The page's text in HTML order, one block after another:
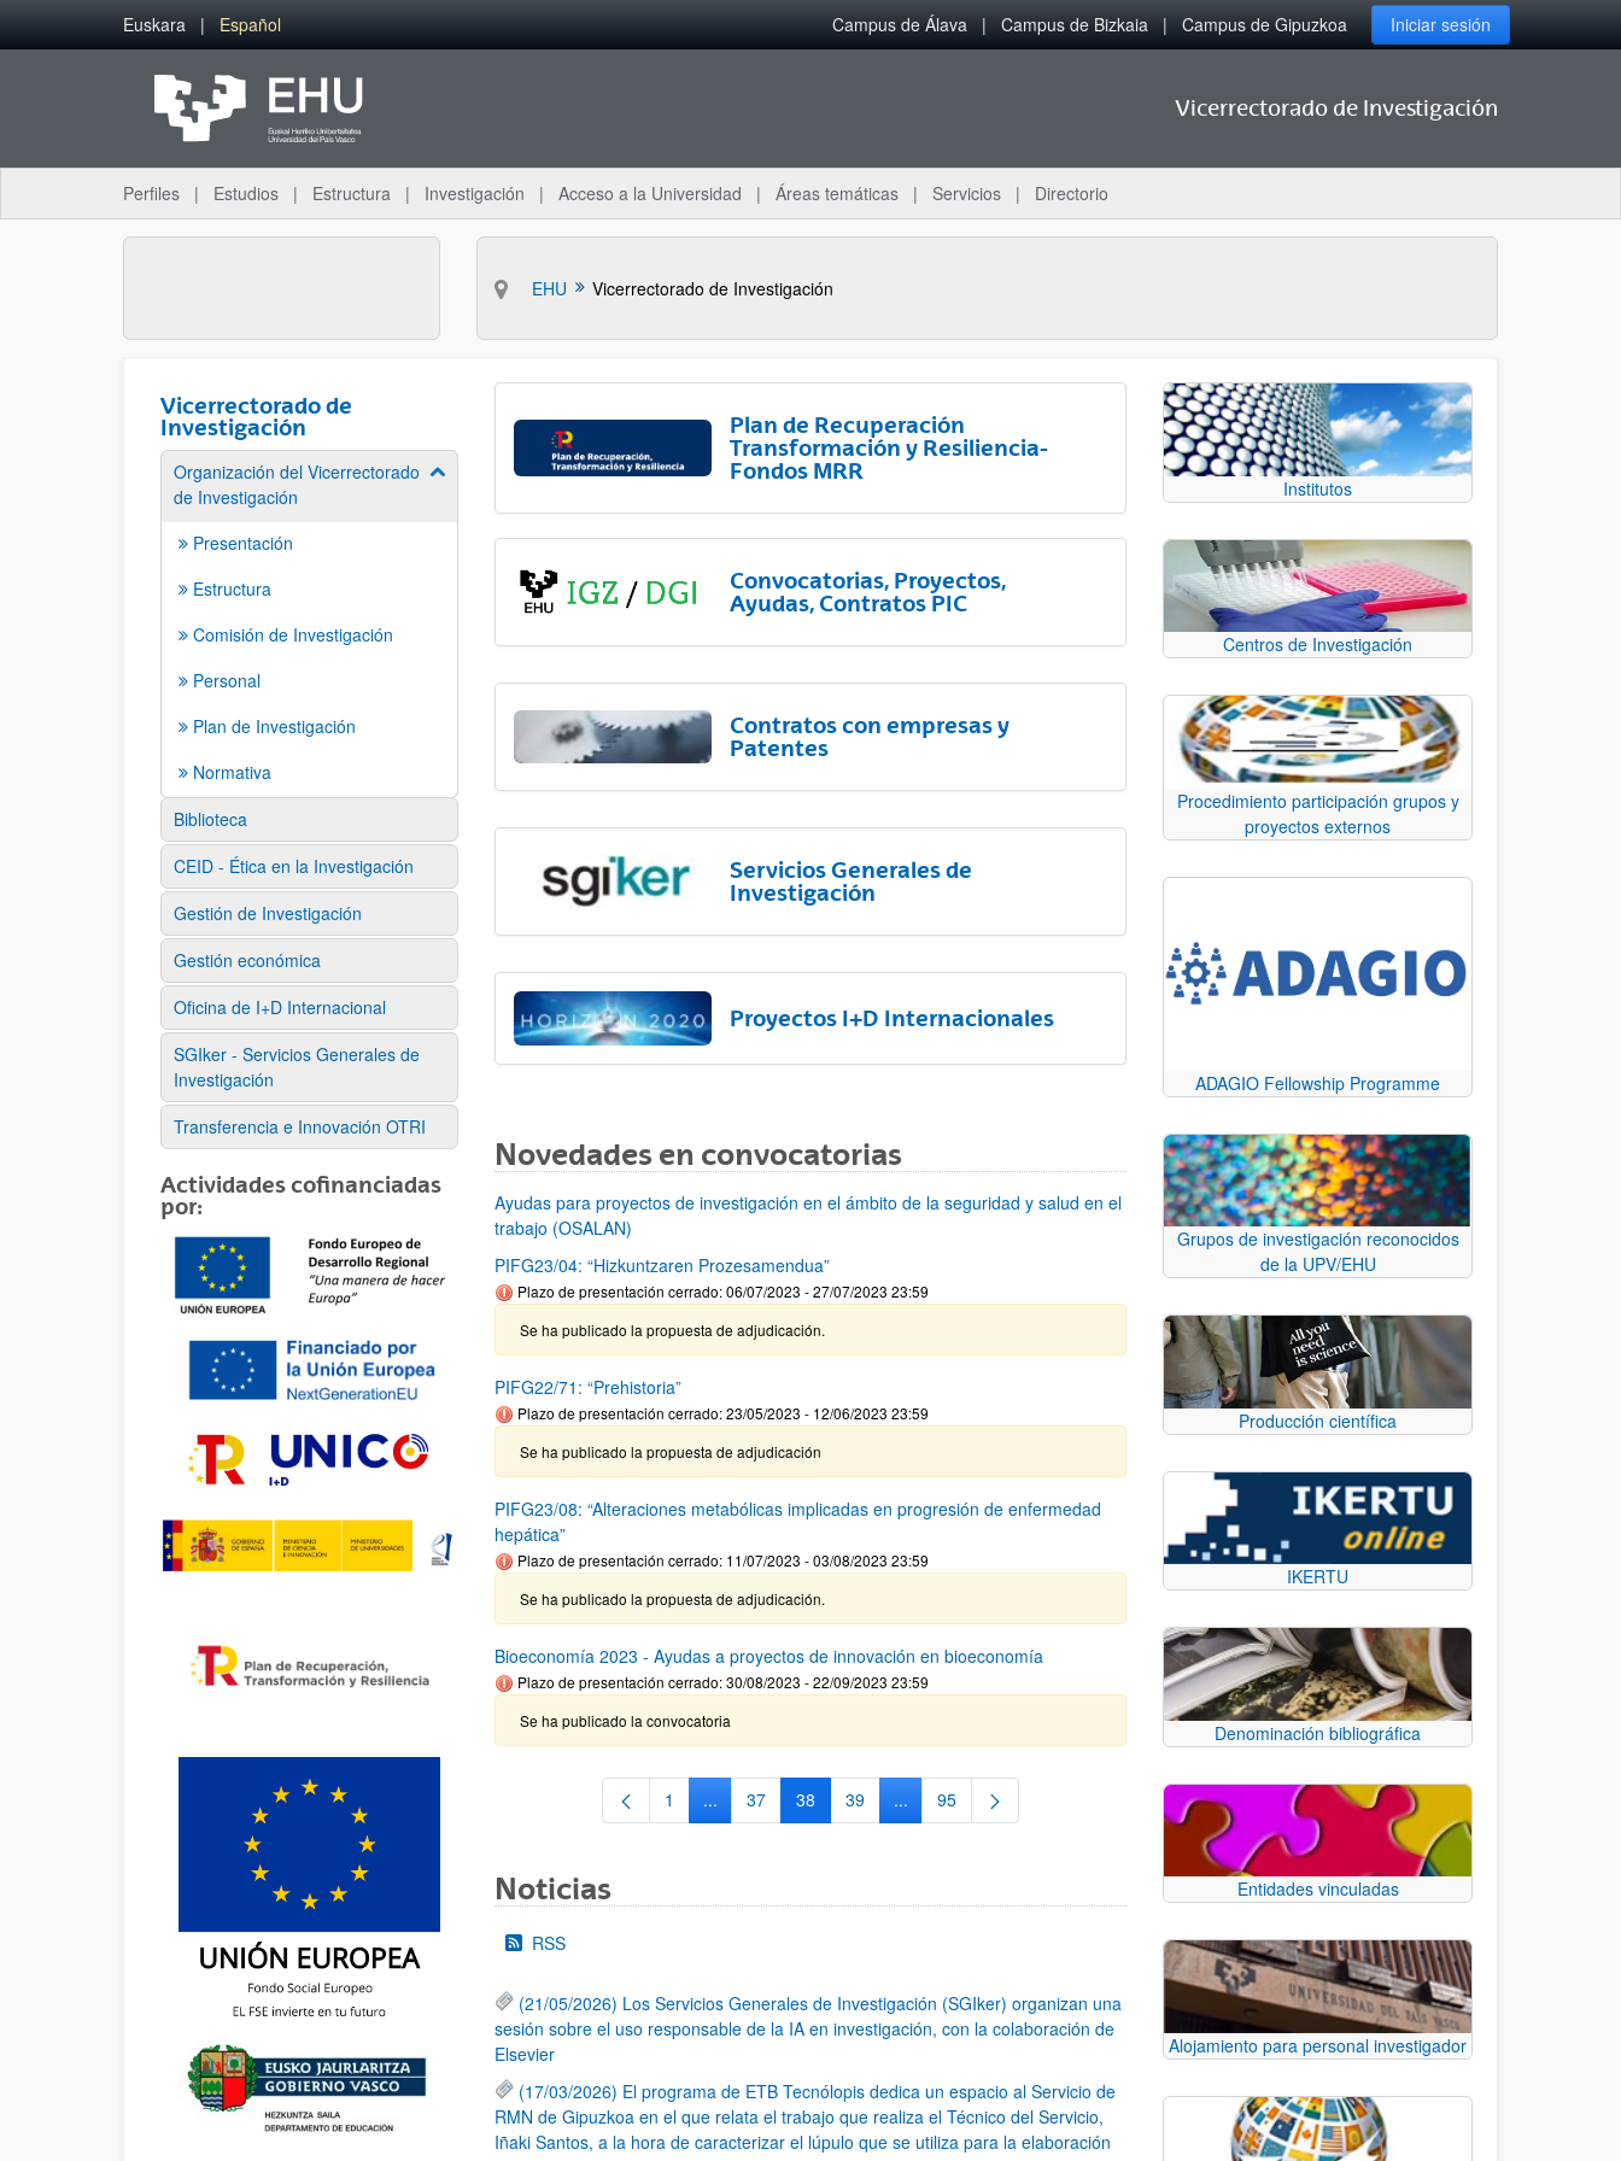
Saltar al contenido principal
Euskara Español Campus de Álava Campus de Bizkaia Campus de Gipuzkoa Iniciar sesión
Vicerrectorado de Investigación
Perfiles Estudios Estructura Investigación Acceso a la Universidad Áreas temáticas Servicios Directorio
EHU Vicerrectorado de Investigación
Vicerrectorado de
Investigación
Organización del Vicerrectorado
de Investigación
Mostrar/ocultar subpáginas
Presentación
Estructura
Comisión de Investigación
Personal
Plan de Investigación
Normativa
Biblioteca
CEID - Ética en la Investigación
Gestión de Investigación
Gestión económica
Oficina de I+D Internacional
SGIker - Servicios Generales de
Investigación
Transferencia e Innovación OTRI
Actividades cofinanciadas
por:
Plan de Recuperación
Transformación y Resiliencia-
Fondos MRR
Convocatorias, Proyectos,
Ayudas, Contratos PIC
Contratos con empresas y
Patentes
Servicios Generales de
Investigación
Proyectos I+D Internacionales
Novedades en convocatorias
Ayudas para proyectos de investigación en el ámbito de la seguridad y salud en el
trabajo (OSALAN)
PIFG23/04: “Hizkuntzaren Prozesamendua”
Plazo de presentación cerrado: 06/07/2023 - 27/07/2023 23:59
Se ha publicado la propuesta de adjudicación.
PIFG22/71: “Prehistoria”
Plazo de presentación cerrado: 23/05/2023 - 12/06/2023 23:59
Se ha publicado la propuesta de adjudicación
PIFG23/08: “Alteraciones metabólicas implicadas en progresión de enfermedad
hepática”
Plazo de presentación cerrado: 11/07/2023 - 03/08/2023 23:59
Se ha publicado la propuesta de adjudicación.
Bioeconomía 2023 - Ayudas a proyectos de innovación en bioeconomía
Plazo de presentación cerrado: 30/08/2023 - 22/09/2023 23:59
Se ha publicado la convocatoria
Página
1 ...Páginas intermedias Use TAB para desplazarse.
Página
37 Página
38 Página
39 ...Páginas intermedias Use TAB para desplazarse.
Página
95
Noticias
RSS
(21/05/2026) Los Servicios Generales de Investigación (SGIker) organizan una
sesión sobre el uso responsable de la IA en investigación, con la colaboración de
Elsevier
(17/03/2026) El programa de ETB Tecnólopis dedica un espacio al Servicio de
RMN de Gipuzkoa en el que relata el trabajo que realiza el Técnico del Servicio,
Iñaki Santos, a la hora de caracterizar el lúpulo que se utiliza para la elaboración
Institutos
Centros de Investigación
Procedimiento participación grupos y
proyectos externos
ADAGIO Fellowship Programme
Grupos de investigación reconocidos
de la UPV/EHU
Producción científica
IKERTU
Denominación bibliográfica
Entidades vinculadas
Alojamiento para personal investigador